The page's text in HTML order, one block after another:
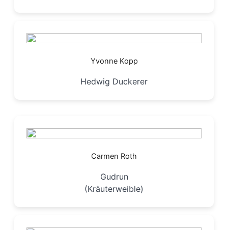
Yvonne Kopp
Hedwig Duckerer
Carmen Roth
Gudrun
(Kräuterweible)